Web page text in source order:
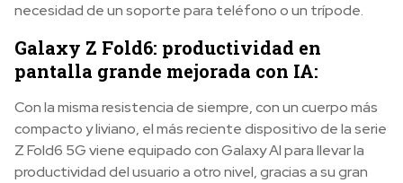
necesidad de un soporte para teléfono o un trípode.
Galaxy Z Fold6: productividad en
pantalla grande mejorada con IA:
Con la misma resistencia de siempre, con un cuerpo más
compacto y liviano, el más reciente dispositivo de la serie
Z Fold6 5G viene equipado con Galaxy AI para llevar la
productividad del usuario a otro nivel, gracias a su gran